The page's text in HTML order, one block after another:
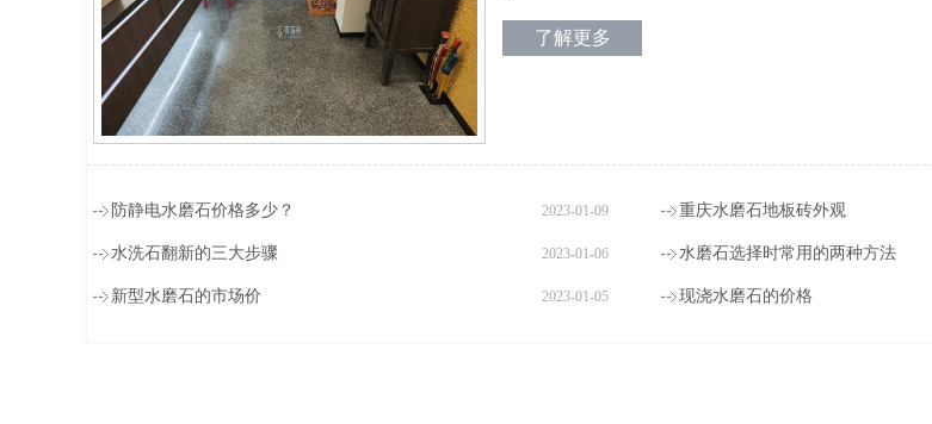
了解更多
防静电水磨石价格多少？ 2023-01-09 重庆水磨石地板砖外观
水洗石翻新的三大步骤 2023-01-06 水磨石选择时常用的两种方法
新型水磨石的市场价 2023-01-05 现浇水磨石的价格